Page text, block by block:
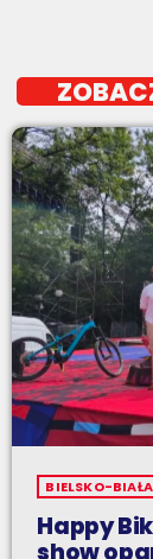
BIELSKO-BIAŁA
Happy
show